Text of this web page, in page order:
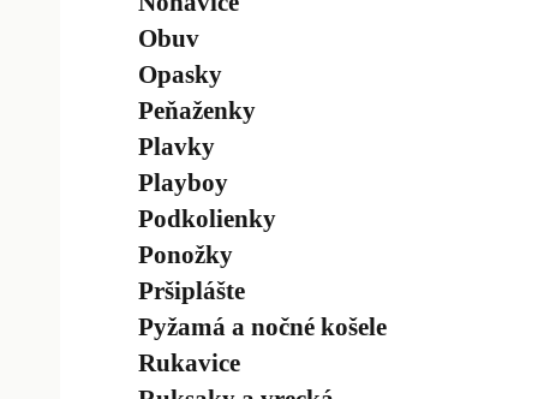
Obuv
Opasky
Peňaženky
Plavky
Playboy
Podkolienky
Ponožky
Pršiplášte
Pyžamá a nočné košele
Rukavice